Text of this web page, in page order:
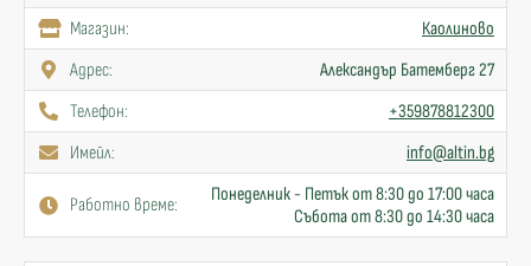
Mагазин:
Каолиново
Адрес:
Александър Батемберг 27
Телефон:
+359878812300
Имейл:
info@altin.bg
Работно време:
Понеделник - Петък от 8:30 до 17:00 часа
Събота от 8:30 до 14:30 часа